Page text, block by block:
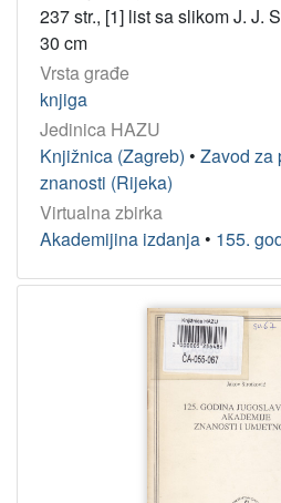
237 str., [1] list sa slikom J. J.
30 cm
Vrsta građe
knjiga
Jedinica HAZU
Knjižnica (Zagreb) • Zavod za
znanosti (Rijeka)
Virtualna zbirka
Akademijina izdanja • 155.